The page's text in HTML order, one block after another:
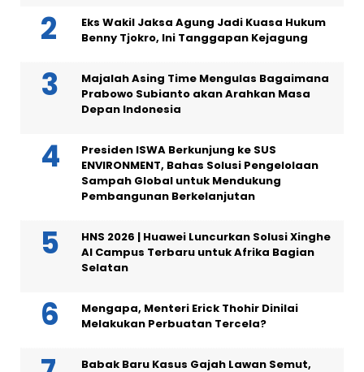
Eks Wakil Jaksa Agung Jadi Kuasa Hukum
Benny Tjokro, Ini Tanggapan Kejagung
Majalah Asing Time Mengulas Bagaimana
Prabowo Subianto akan Arahkan Masa
Depan Indonesia
Presiden ISWA Berkunjung ke SUS
ENVIRONMENT, Bahas Solusi Pengelolaan
Sampah Global untuk Mendukung
Pembangunan Berkelanjutan
HNS 2026 | Huawei Luncurkan Solusi Xinghe
AI Campus Terbaru untuk Afrika Bagian
Selatan
Mengapa, Menteri Erick Thohir Dinilai
Melakukan Perbuatan Tercela?
Babak Baru Kasus Gajah Lawan Semut,